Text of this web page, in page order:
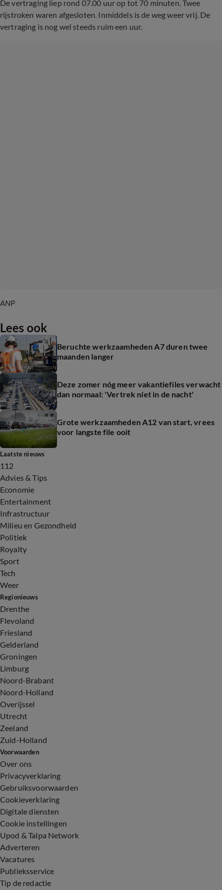
De vertraging liep rond 07.00 uur op tot 70 minuten. Twee
rijstroken waren afgesloten. Inmiddels is de weg weer vrij. De
vertraging is nog wel steeds ruim een uur.
ANP
Lees ook
Beruchte werkzaamheden A7 duren twee
maanden langer
Deze zomer nóg meer vakantiefiles verwacht
dan normaal: 'Vertrek níet in de nacht'
Grote werkzaamheden A12 van start, vrees
voor langste file ooit
Laatste nieuws
112
Advies & Tips
Economie
Entertainment
Infrastructuur
Milieu en Gezondheid
Politiek
Royalty
Sport
Tech
Weer
Regionieuws
Drenthe
Flevoland
Friesland
Gelderland
Groningen
Limburg
Noord-Brabant
Noord-Holland
Overijssel
Utrecht
Zeeland
Zuid-Holland
Voorwaarden
Over ons
Privacyverklaring
Gebruiksvoorwaarden
Cookieverklaring
Digitale diensten
Cookie instellingen
Upod & Talpa Network
Adverteren
Vacatures
Publieksservice
Tip de redactie